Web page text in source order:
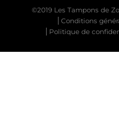
©2019 Les Tampons de
Conditions
Politique de